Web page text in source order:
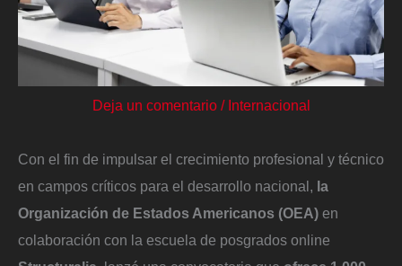
Deja un comentario / Internacional
Con el fin de impulsar el crecimiento profesional y técnico
en campos críticos para el desarrollo nacional, la
Organización de Estados Americanos (OEA) en
colaboración con la escuela de posgrados online